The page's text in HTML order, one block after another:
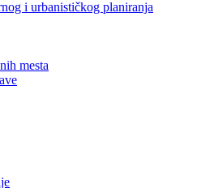
i urbanističkog planiranja
mesta